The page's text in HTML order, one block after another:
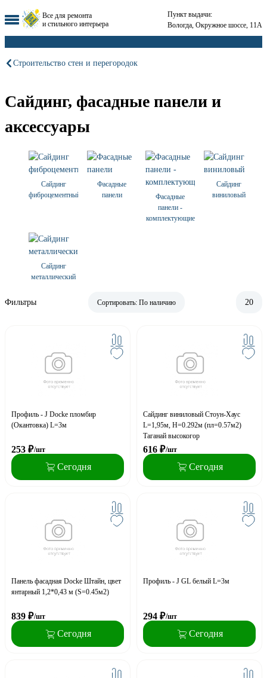
Все для ремонта
и стильного интерьера
Пункт выдачи:
Вологда, Окружное шоссе, 11А
Строительство стен и перегородок
Сайдинг, фасадные панели и
аксессуары
Сайдинг
фиброцементный
Фасадные
панели
Фасадные
панели -
комплектующие
Сайдинг
виниловый
Сайдинг
металлический
Фильтры Сортировать: По наличию 20
Профиль - J Docke пломбир
(Окантовка) L=3м
253 ₽/шт
Сегодня
Сайдинг виниловый Стоун-Хаус
L=1,95м, H=0.292м (пл=0.57м2)
Таганай высокогор
616 ₽/шт
Сегодня
Панель фасадная Docke Штайн, цвет
янтарный 1,2*0,43 м (S=0.45м2)
839 ₽/шт
Сегодня
Профиль - J GL белый L=3м
294 ₽/шт
Сегодня